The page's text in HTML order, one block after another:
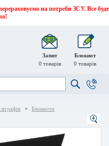
на потреби ЗСУ. Все буде
Запит
0 товарів
Блокнот
0 товарів
Блокноти